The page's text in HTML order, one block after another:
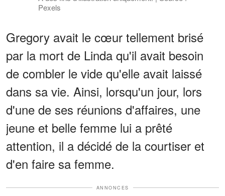
Pexels
Gregory avait le cœur tellement brisé
par la mort de Linda qu'il avait besoin
de combler le vide qu'elle avait laissé
dans sa vie. Ainsi, lorsqu'un jour, lors
d'une de ses réunions d'affaires, une
jeune et belle femme lui a prêté
attention, il a décidé de la courtiser et
d'en faire sa femme.
ANNONCES